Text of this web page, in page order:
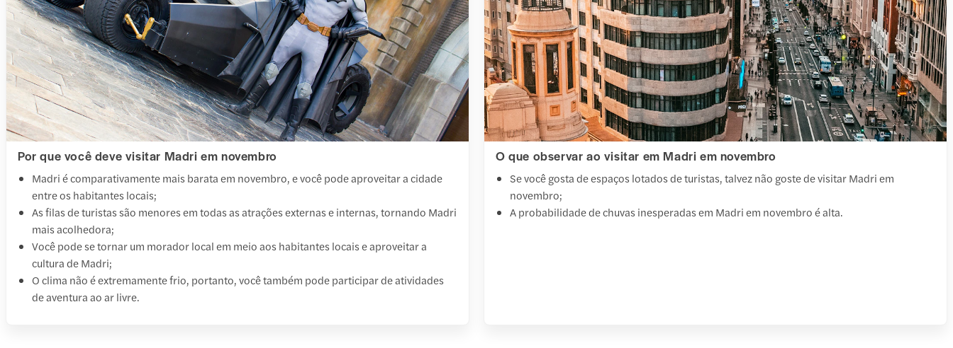
Por que você deve visitar Madri em novembro
Madri é comparativamente mais barata em novembro, e você pode aproveitar a cidade
entre os habitantes locais;
As filas de turistas são menores em todas as atrações externas e internas, tornando Madri
mais acolhedora;
Você pode se tornar um morador local em meio aos habitantes locais e aproveitar a
cultura de Madri;
O clima não é extremamente frio, portanto, você também pode participar de atividades
de aventura ao ar livre.
O que observar ao visitar em Madri em novembro
Se você gosta de espaços lotados de turistas, talvez não goste de visitar Madri em
novembro;
A probabilidade de chuvas inesperadas em Madri em novembro é alta.